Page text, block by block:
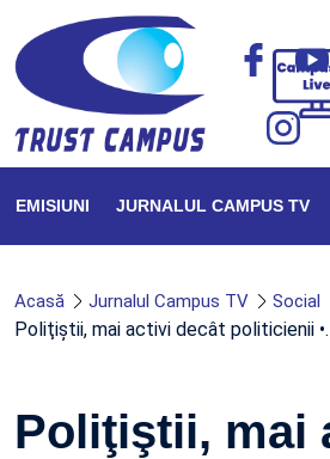
EMISIUNI JURNALUL CAMPUS TV
Acasă Jurnalul Campus TV Social
Poliţiştii, mai activi decât politicienii
Poliţiştii, mai